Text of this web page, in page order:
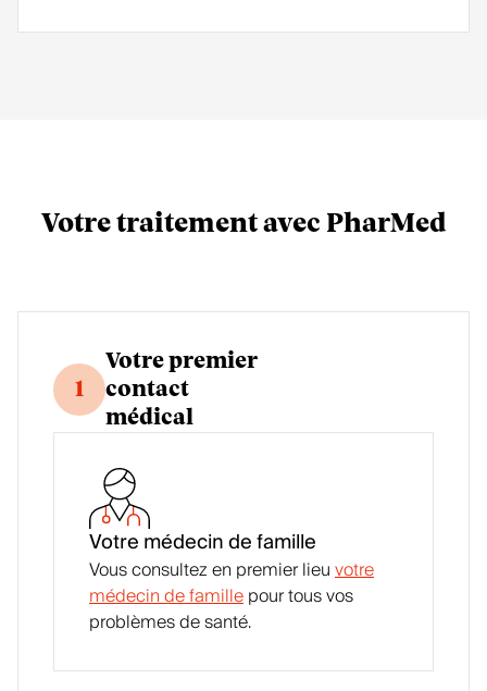
Votre traitement avec PharMed
1
Votre premier
contact
médical
Votre médecin de famille
Vous consultez en premier lieuvotre
médecin de famillepour tous vos
problèmes de santé.